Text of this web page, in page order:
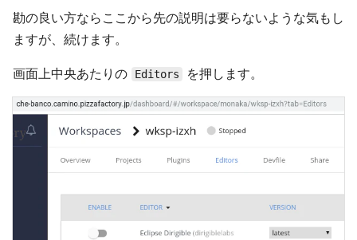
勘の良い方ならここから先の説明は要らないような気もし
ますが、続けます。
画面上中央あたりの Editors を押します。